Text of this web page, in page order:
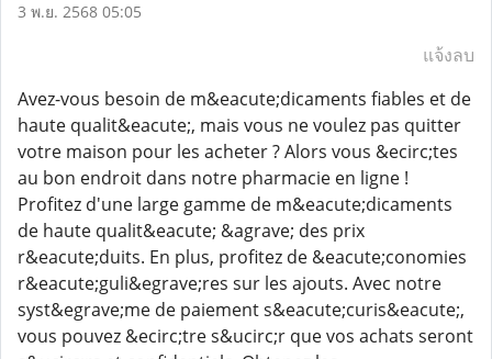
3 พ.ย. 2568 05:05
แจ้งลบ
Avez-vous besoin de m&eacute;dicaments fiables et de
haute qualit&eacute;, mais vous ne voulez pas quitter
votre maison pour les acheter ? Alors vous &ecirc;tes
au bon endroit dans notre pharmacie en ligne !
Profitez d'une large gamme de m&eacute;dicaments
de haute qualit&eacute; &agrave; des prix
r&eacute;duits. En plus, profitez de &eacute;conomies
r&eacute;guli&egrave;res sur les ajouts. Avec notre
syst&egrave;me de paiement s&eacute;curis&eacute;,
vous pouvez &ecirc;tre s&ucirc;r que vos achats seront